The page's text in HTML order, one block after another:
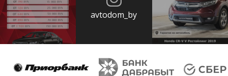
avtodom_by